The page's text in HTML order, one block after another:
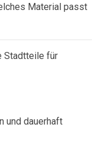
Material passt
Stadtteile für
und dauerhaft